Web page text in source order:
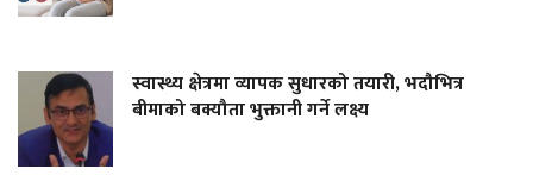
स्वास्थ्य क्षेत्रमा व्यापक सुधारको तयारी, भदौभित्र
बीमाको बक्यौता भुक्तानी गर्ने लक्ष्य